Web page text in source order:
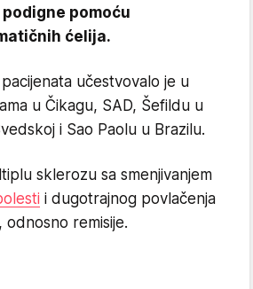
pomoću
ćelija.
učestvovalo je u
u Čikagu, SAD, Šefildu u
i Sao Paolu u Brazilu.
sklerozu sa smenjivanjem
i dugotrajnog povlačenja
odnosno remisije.